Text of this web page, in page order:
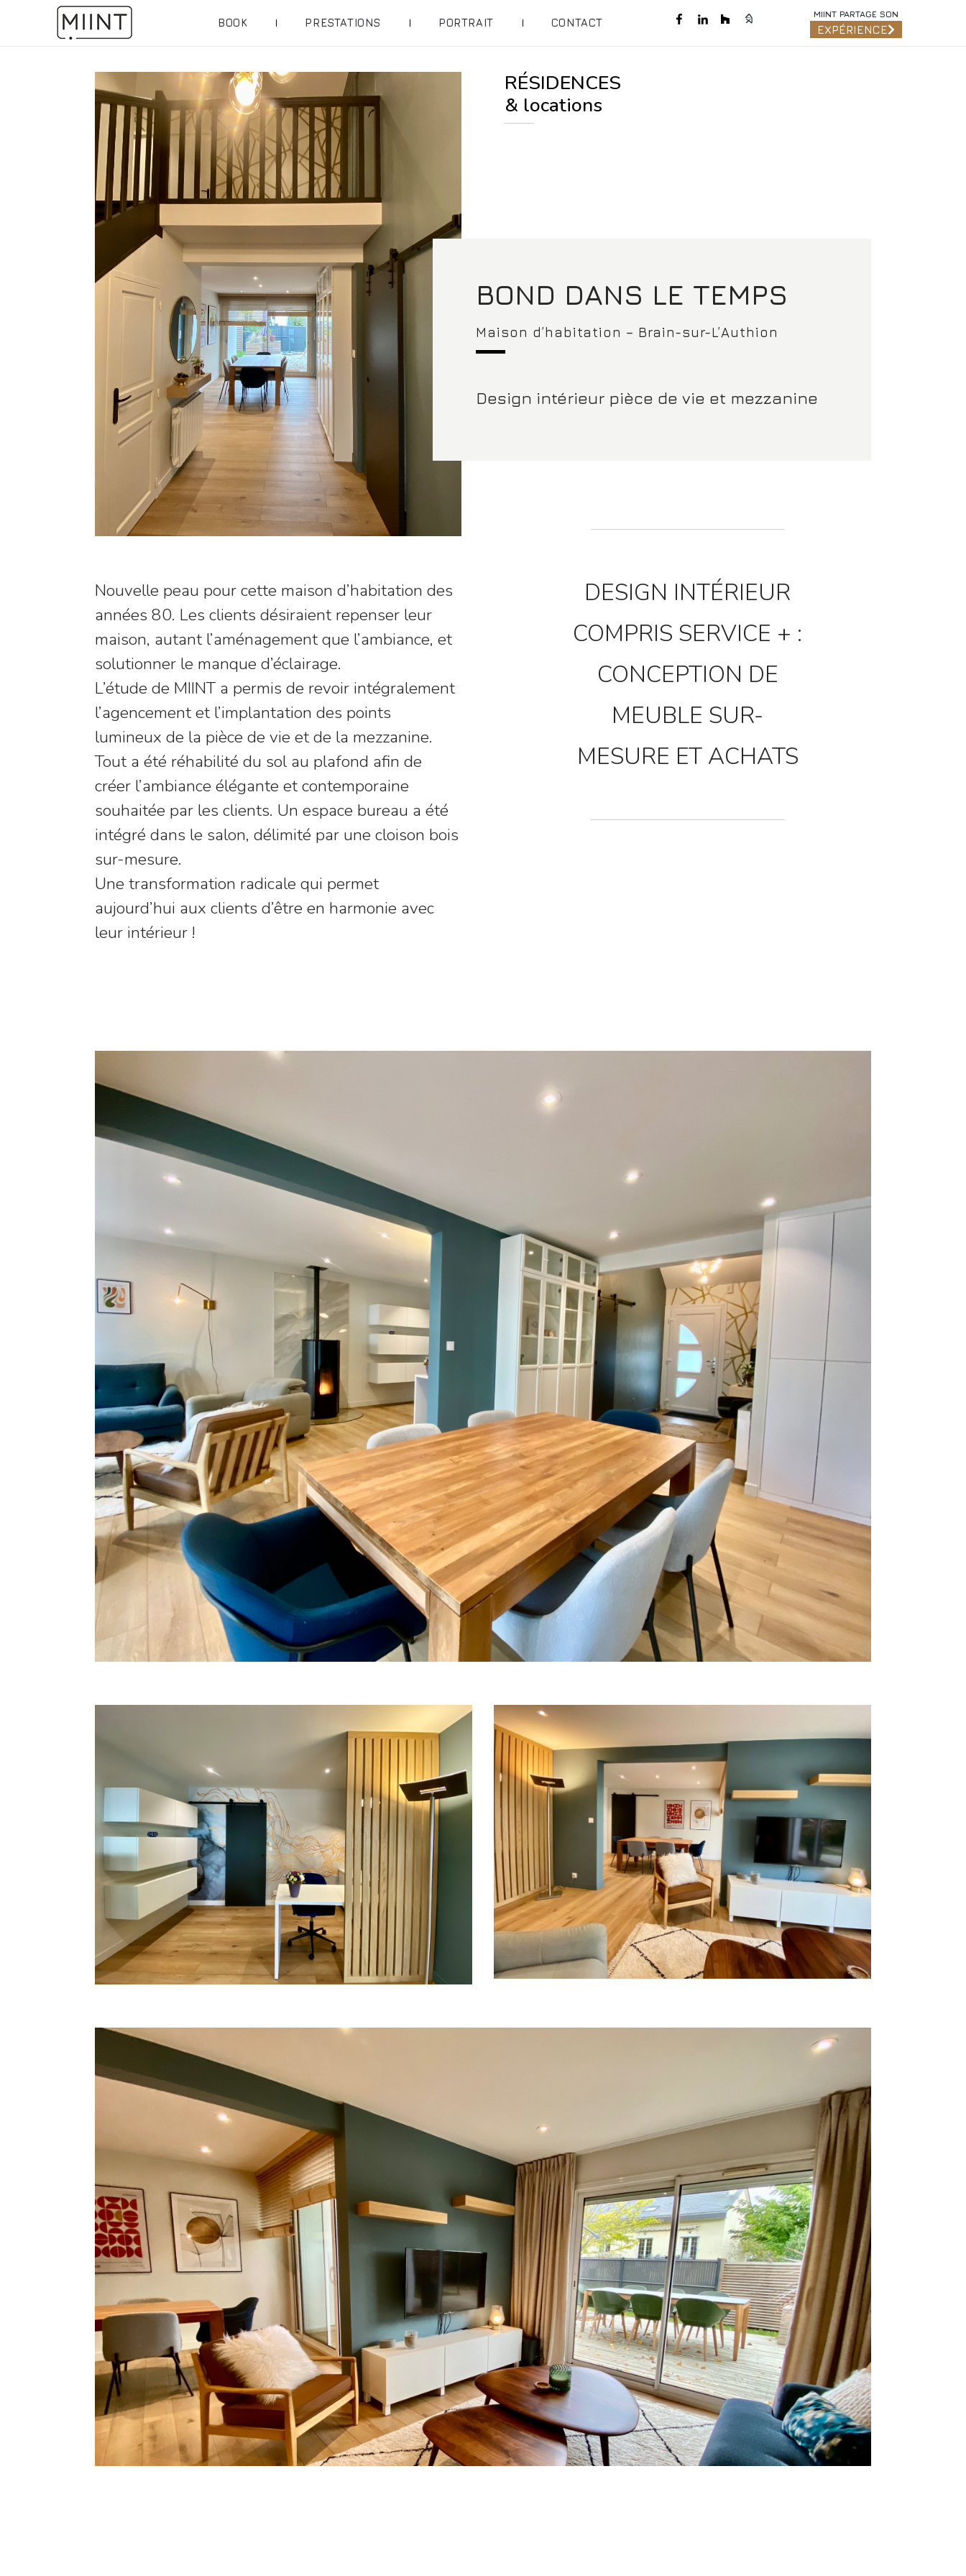
BOOK PRESTATIONS PORTRAIT CONTACT
MIINT PARTAGE SON
EXPÉRIENCE
Nouvelle peau pour cette maison d’habitation des
années 80. Les clients désiraient repenser leur
maison, autant l’aménagement que l’ambiance, et
solutionner le manque d’éclairage.
L’étude de MIINT a permis de revoir intégralement
l’agencement et l’implantation des points
lumineux de la pièce de vie et de la mezzanine.
Tout a été réhabilité du sol au plafond afin de
créer l’ambiance élégante et contemporaine
souhaitée par les clients. Un espace bureau a été
intégré dans le salon, délimité par une cloison bois
sur-mesure.
Une transformation radicale qui permet
aujourd’hui aux clients d’être en harmonie avec
leur intérieur !
RÉSIDENCES
& locations
BOND DANS LE TEMPS
Maison d’habitation – Brain-sur-L’Authion
Design intérieur pièce de vie et mezzanine
DESIGN INTÉRIEUR
COMPRIS SERVICE + :
CONCEPTION DE
MEUBLE SUR-
MESURE ET ACHATS